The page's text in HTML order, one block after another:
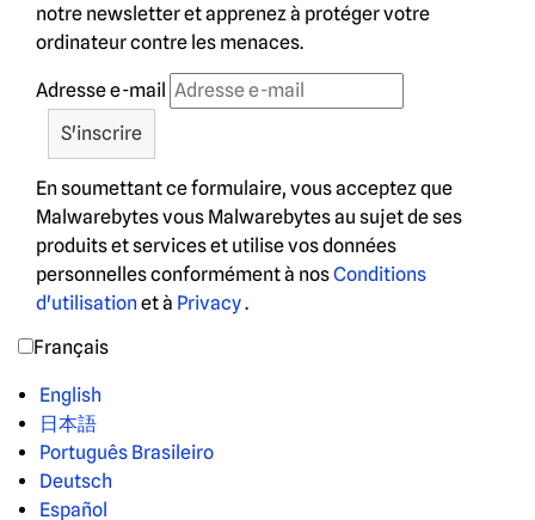
notre newsletter et apprenez à protéger votre
ordinateur contre les menaces.
Adresse e-mail
En soumettant ce formulaire, vous acceptez que
Malwarebytes vous Malwarebytes au sujet de ses
produits et services et utilise vos données
personnelles conformément à nosConditions
d'utilisation et à Privacy.
Français
English
日本語
Português Brasileiro
Deutsch
Español